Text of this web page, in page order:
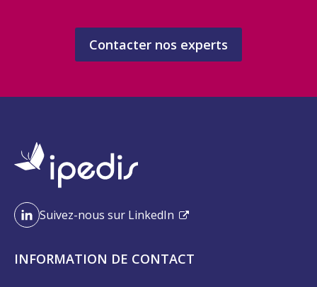
Contacter nos experts
Suivez-nous sur LinkedIn
INFORMATION DE CONTACT